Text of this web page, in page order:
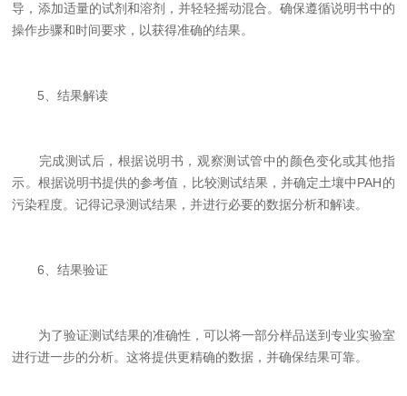
导，添加适量的试剂和溶剂，并轻轻摇动混合。确保遵循说明书中的
操作步骤和时间要求，以获得准确的结果。
5、结果解读
完成测试后，根据说明书，观察测试管中的颜色变化或其他指
示。根据说明书提供的参考值，比较测试结果，并确定土壤中PAH的
污染程度。记得记录测试结果，并进行必要的数据分析和解读。
6、结果验证
为了验证测试结果的准确性，可以将一部分样品送到专业实验室
进行进一步的分析。这将提供更精确的数据，并确保结果可靠。